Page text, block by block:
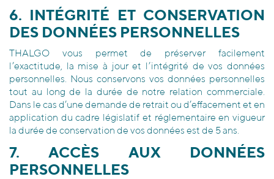
6. INTÉGRITÉ ET CONSERVATION
DES DONNÉES PERSONNELLES
THALGO vous permet de préserver facilement
l’exactitude, la mise à jour et l’intégrité de vos données
personnelles. Nous conservons vos données personnelles
tout au long de la durée de notre relation commerciale.
Dans le cas d’une demande de retrait ou d’effacement et en
application du cadre législatif et réglementaire en vigueur
la durée de conservation de vos données est de 5 ans.
7. ACCÈS AUX DONNÉES
PERSONNELLES